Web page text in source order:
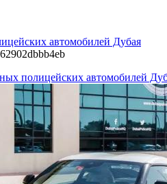
автомобилей Дубая
полицейских автомобилей